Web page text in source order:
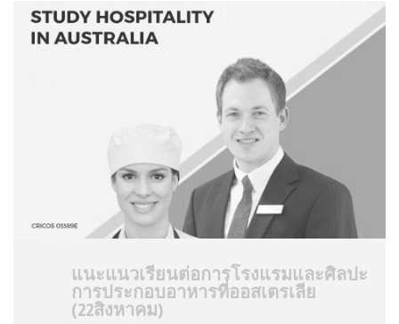
แนะแนวเรียนต่อการโรงแรมและศิลปะ
การประกอบอาหารที่ออสเตรเลีย
(22สิงหาคม)